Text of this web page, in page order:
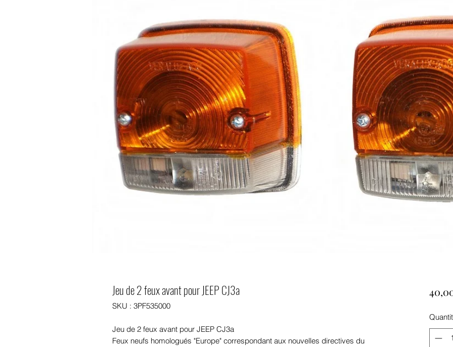
Jeu de 2 feux avant pour JEEP CJ3a
SKU : 3PF535000
Jeu de 2 feux avant pour JEEP CJ3a
Feux neufs homologués "Europe" correspondant aux nouvelles directives du